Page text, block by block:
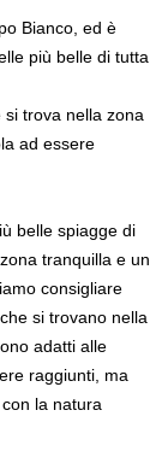
Bianco, ed è
più belle di tutta
si trova nella zona
ad essere
belle spiagge di
tranquilla e un
consigliare
si trovano nella
adatti alle
raggiunti, ma
la natura